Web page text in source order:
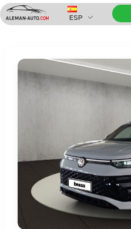
Coches de Alemania
Importación de Coches de Alemania
ESP